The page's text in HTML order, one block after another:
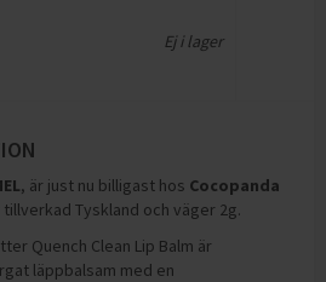
Ej i lager
, är just nu billigast hos Cocopanda
tillverkad Tyskland och väger 2g.
Quench Clean Lip Balm är
läppbalsam med en